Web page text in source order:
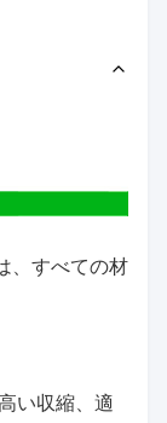
、すべての材
い収縮、適